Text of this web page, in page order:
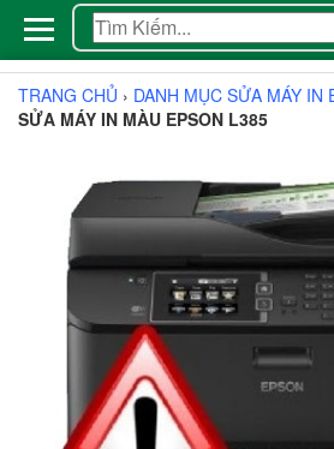
TRANG CHỦ › DANH MỤC SỬA MÁY IN
SỬA MÁY IN MÀU EPSON L385